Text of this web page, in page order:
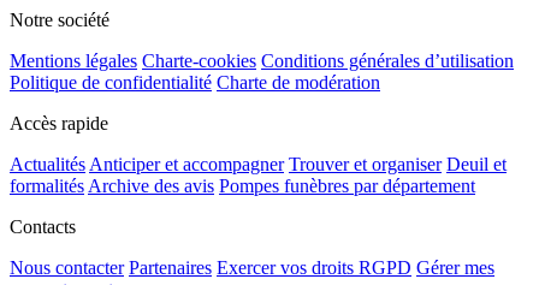
Notre société
Mentions légales Charte-cookies Conditions générales d’utilisation
Politique de confidentialité Charte de modération
Accès rapide
Actualités Anticiper et accompagner Trouver et organiser Deuil et
formalités Archive des avis Pompes funèbres par département
Contacts
Nous contacter Partenaires Exercer vos droits RGPD Gérer mes